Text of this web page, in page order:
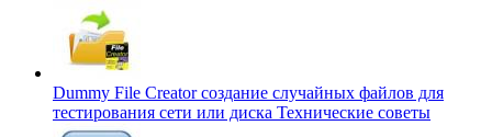
Dummy File Creator создание случайных файлов для
тестирования сети или диска Технические советы